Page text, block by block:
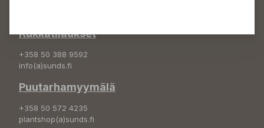
Kukkatilaukset
+358 50 388 9592
info(a)sunds.fi
Puutarhamyymälä
+358 50 572 4235
plantshop(a)sunds.fi